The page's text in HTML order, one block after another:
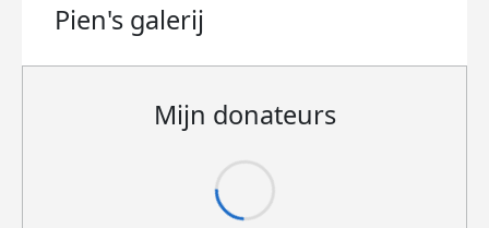
Pien's galerij
Mijn donateurs